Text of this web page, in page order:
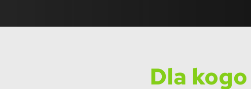
Dla kogo